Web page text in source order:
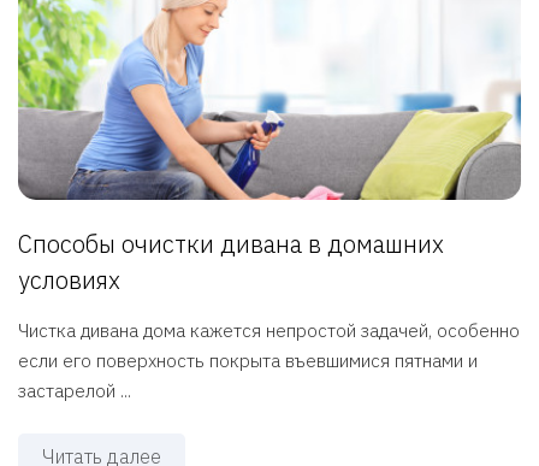
Способы очистки дивана в домашних
условиях
Чистка дивана дома кажется непростой задачей, особенно
если его поверхность покрыта въевшимися пятнами и
застарелой ...
Читать далее